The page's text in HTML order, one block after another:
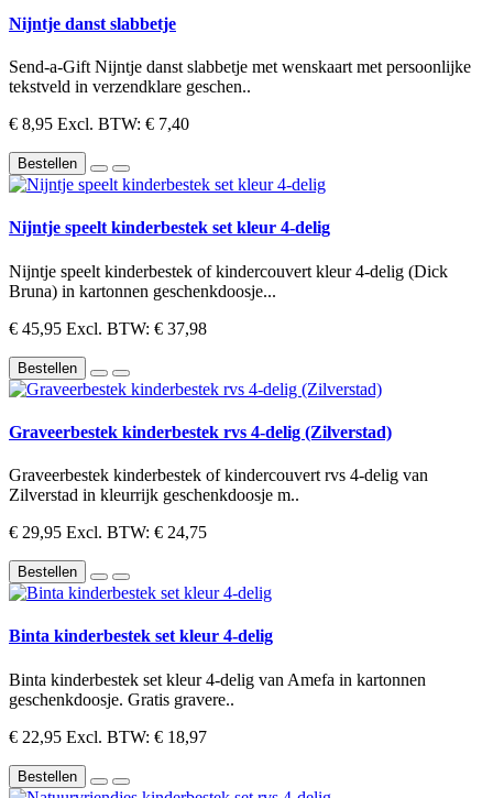
Nijntje danst slabbetje
Send-a-Gift Nijntje danst slabbetje met wenskaart met persoonlijke
tekstveld in verzendklare geschen..
€ 8,95 Excl. BTW: € 7,40
Bestellen
Nijntje speelt kinderbestek set kleur 4-delig
Nijntje speelt kinderbestek of kindercouvert kleur 4-delig (Dick
Bruna) in kartonnen geschenkdoosje...
€ 45,95 Excl. BTW: € 37,98
Bestellen
Graveerbestek kinderbestek rvs 4-delig (Zilverstad)
Graveerbestek kinderbestek of kindercouvert rvs 4-delig van
Zilverstad in kleurrijk geschenkdoosje m..
€ 29,95 Excl. BTW: € 24,75
Bestellen
Binta kinderbestek set kleur 4-delig
Binta kinderbestek set kleur 4-delig van Amefa in kartonnen
geschenkdoosje. Gratis gravere..
€ 22,95 Excl. BTW: € 18,97
Bestellen